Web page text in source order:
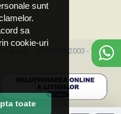
sunt
sa
cookie-uri
toate
| Nr. reg.: J32/1059/2003 - Toate